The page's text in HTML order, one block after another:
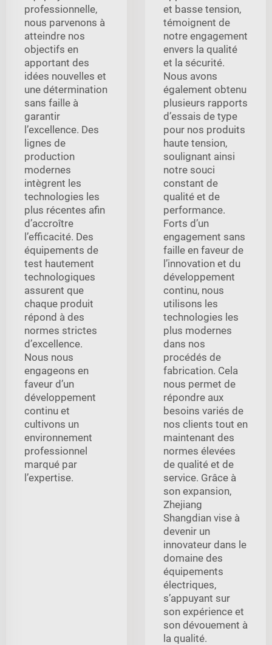
professionnelle,
nous parvenons à
atteindre nos
objectifs en
apportant des
idées nouvelles et
une détermination
sans faille à
garantir
l’excellence. Des
lignes de
production
modernes
intègrent les
technologies les
plus récentes afin
d’accroître
l’efficacité. Des
équipements de
test hautement
technologiques
assurent que
chaque produit
répond à des
normes strictes
d’excellence.
Nous nous
engageons en
faveur d’un
développement
continu et
cultivons un
environnement
professionnel
marqué par
l’expertise.
et basse tension,
témoignent de
notre engagement
envers la qualité
et la sécurité.
Nous avons
également obtenu
plusieurs rapports
d’essais de type
pour nos produits
haute tension,
soulignant ainsi
notre souci
constant de
qualité et de
performance.
Forts d’un
engagement sans
faille en faveur de
l’innovation et du
développement
continu, nous
utilisons les
technologies les
plus modernes
dans nos
procédés de
fabrication. Cela
nous permet de
répondre aux
besoins variés de
nos clients tout en
maintenant des
normes élevées
de qualité et de
service. Grâce à
son expansion,
Zhejiang
Shangdian vise à
devenir un
innovateur dans le
domaine des
équipements
électriques,
s’appuyant sur
son expérience et
son dévouement à
la qualité.